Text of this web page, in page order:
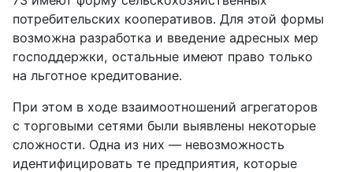
потребительских кооперативов. Для этой формы
возможна разработка и введение адресных мер
господдержки, остальные имеют право только
на льготное кредитование.
При этом в ходе взаимоотношений агрегаторов
с торговыми сетями были выявлены некоторые
сложности. Одна из них — невозможность
идентифицировать те предприятия, которые